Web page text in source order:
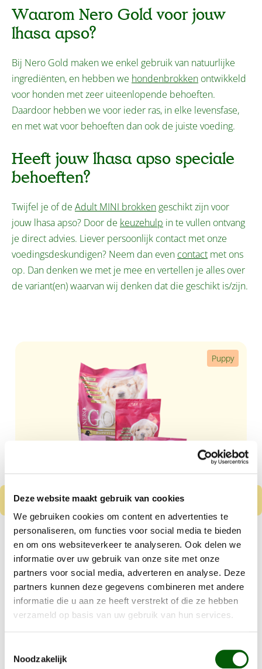
Deze website maakt gebruik van cookies
We gebruiken cookies om content en advertenties te
personaliseren, om functies voor social media te bieden
en om ons websiteverkeer te analyseren. Ook delen we
informatie over uw gebruik van onze site met onze
partners voor social media, adverteren en analyse. Deze
partners kunnen deze gegevens combineren met andere
informatie die u aan ze heeft verstrekt of die ze hebben
verzameld op basis van uw gebruik van hun services.
Noodzakelijk
Waarom Nero Gold voor jouw
lhasa apso?
Bij Nero Gold maken we enkel gebruik van natuurlijke
ingrediënten, en hebben we hondenbrokken ontwikkeld
voor honden met zeer uiteenlopende behoeften.
Daardoor hebben we voor ieder ras, in elke levensfase,
en met wat voor behoeften dan ook de juiste voeding.
Heeft jouw lhasa apso speciale
behoeften?
Twijfel je of de Adult MINI brokkengeschikt zijn voor
jouw lhasa apso? Door de keuzehulp in te vullen ontvang
je direct advies. Liever persoonlijk contact met onze
voedingsdeskundigen? Neem dan even contact met ons
op. Dan denken we met je mee en vertellen je alles over
de variant(en) waarvan wij denken dat die geschikt is/zijn.
Puppy
Nero Gold Puppy
Kip & Rijst
Vanaf€ 8,99
Kleine tot middelgrote puppy's
Gluten en tarwe vrij